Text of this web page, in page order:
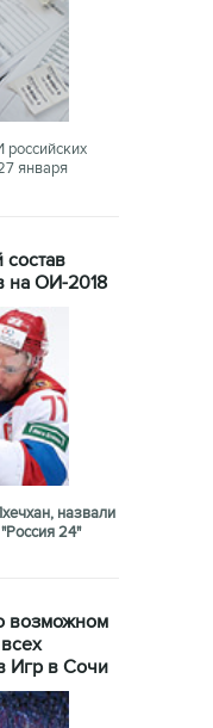
января
на ОИ-2018
назвали
24"
возможном
Игр в Сочи